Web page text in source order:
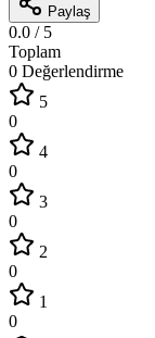
Paylaş
0.0 / 5
Toplam
0 Değerlendirme
5
0
4
0
3
0
2
0
1
0